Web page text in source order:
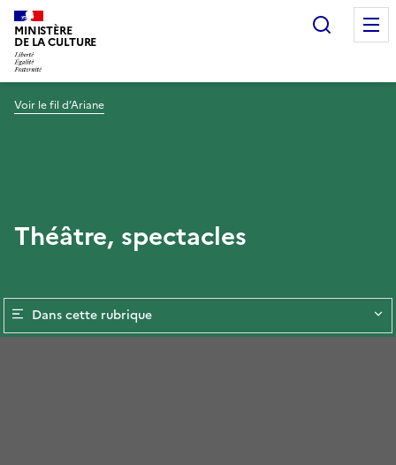
MINISTÈRE
DE LA CULTURE
Voir le fil d’Ariane
Théâtre, spectacles
Dans cette rubrique